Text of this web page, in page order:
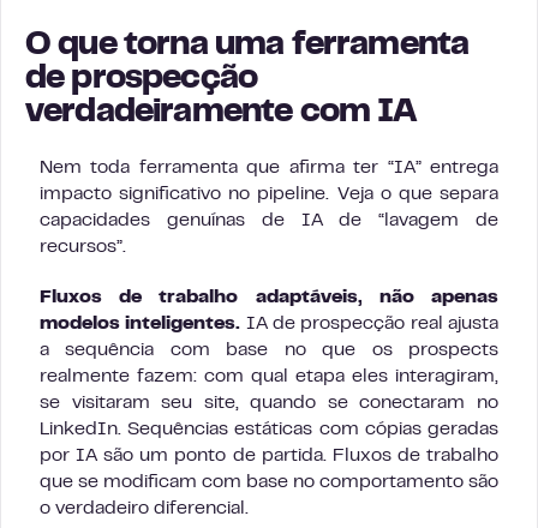
O que torna uma ferramenta
de prospecção
verdadeiramente com IA
Nem toda ferramenta que afirma ter “IA” entrega
impacto significativo no pipeline. Veja o que separa
capacidades genuínas de IA de “lavagem de
recursos”.
Fluxos de trabalho adaptáveis, não apenas
modelos inteligentes. IA de prospecção real ajusta
a sequência com base no que os prospects
realmente fazem: com qual etapa eles interagiram,
se visitaram seu site, quando se conectaram no
LinkedIn. Sequências estáticas com cópias geradas
por IA são um ponto de partida. Fluxos de trabalho
que se modificam com base no comportamento são
o verdadeiro diferencial.